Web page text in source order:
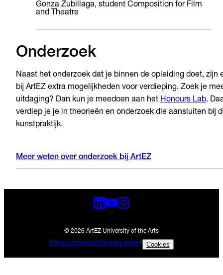
Gonza Zubillaga, student Composition for Film
and Theatre
Onderzoek
Naast het onderzoek dat je binnen de opleiding doet, zijn
bij ArtEZ extra mogelijkheden voor verdieping. Zoek je
uitdaging? Dan kun je meedoen aan het Honours Lab.
verdiep je je in theorieën en onderzoek die aansluiten bij
kunstpraktijk.
Meer weten over onderzoek bij ArtEZ
© 2026 ArtEZ University of the Arts
Privacy statementFeedback geven- Cookies